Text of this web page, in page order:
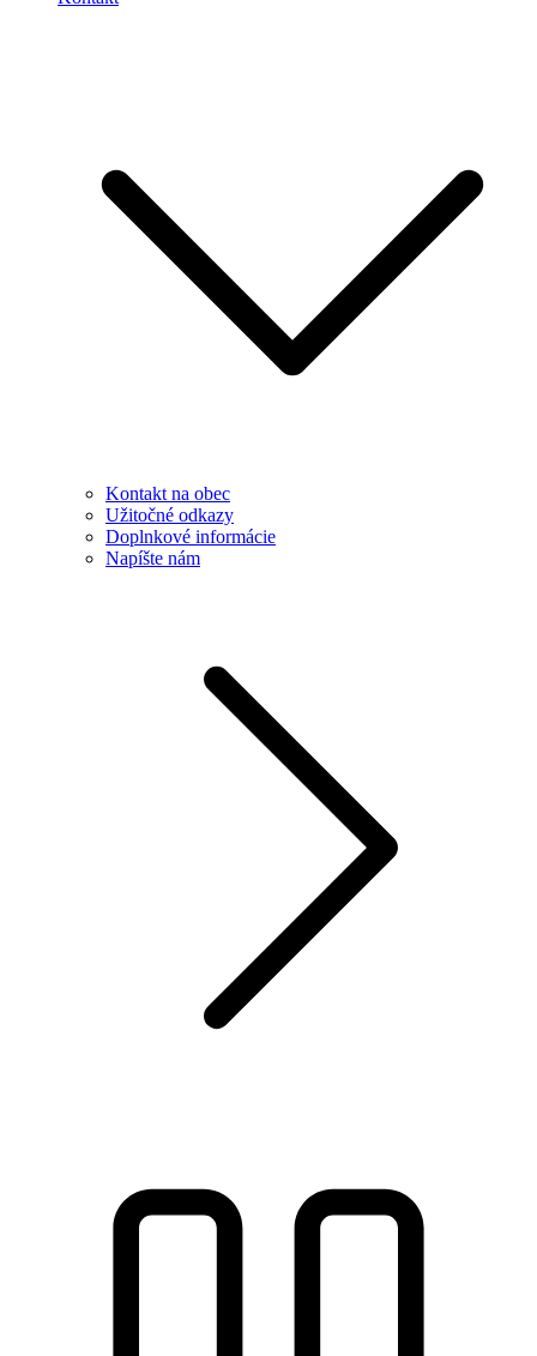
Kontakt na obec
Užitočné odkazy
Doplnkové informácie
Napíšte nám